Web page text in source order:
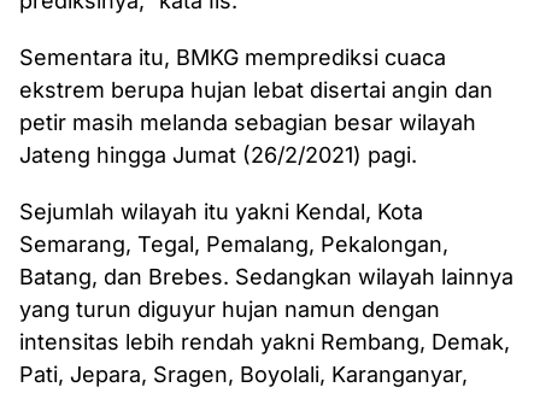
Sementara itu, BMKG memprediksi cuaca
ekstrem berupa hujan lebat disertai angin dan
petir masih melanda sebagian besar wilayah
Jateng hingga Jumat (26/2/2021) pagi.
Sejumlah wilayah itu yakni Kendal, Kota
Semarang, Tegal, Pemalang, Pekalongan,
Batang, dan Brebes. Sedangkan wilayah lainnya
yang turun diguyur hujan namun dengan
intensitas lebih rendah yakni Rembang, Demak,
Pati, Jepara, Sragen, Boyolali, Karanganyar,